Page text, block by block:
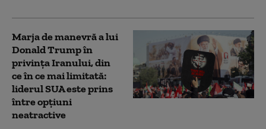
Marja de manevră a lui
Donald Trump în
privința Iranului, din
ce în ce mai limitată:
liderul SUA este prins
între opțiuni
neatractive